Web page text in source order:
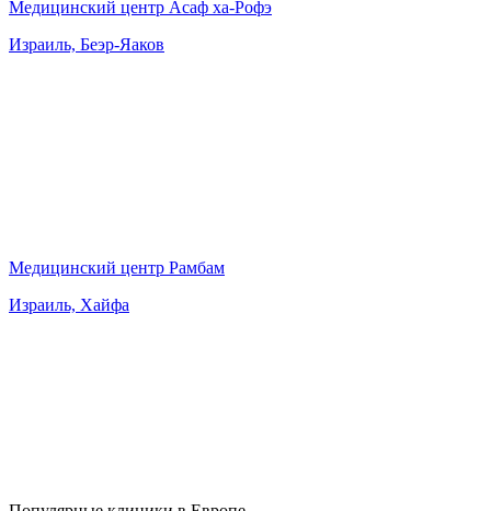
Медицинский центр Асаф ха-Рофэ
Израиль, Беэр-Яаков
Медицинский центр Рамбам
Израиль, Хайфа